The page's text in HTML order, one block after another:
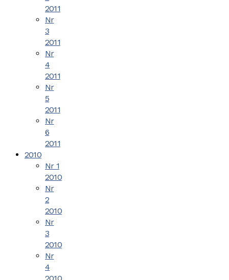
2011
Nr
3
2011
Nr
4
2011
Nr
5
2011
Nr
6
2011
2010
Nr 1
2010
Nr
2
2010
Nr
3
2010
Nr
4